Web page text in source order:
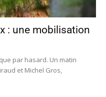
: une mobilisation
par hasard. Un matin
et Michel Gros,